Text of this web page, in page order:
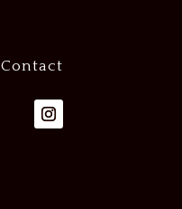
Contact